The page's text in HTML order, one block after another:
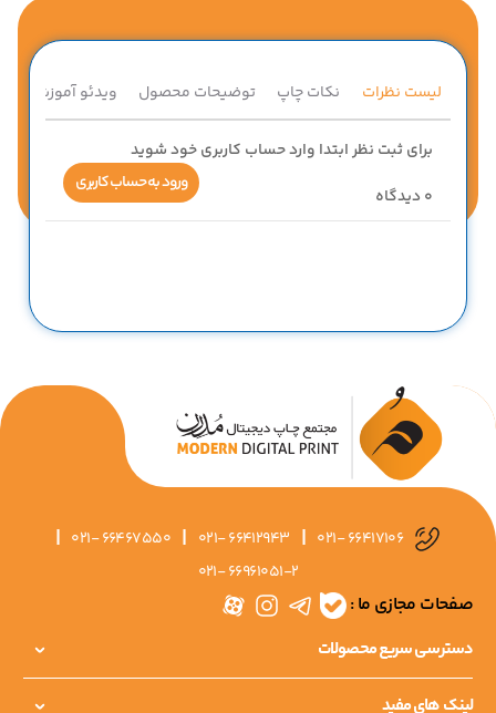
لیست نظرات نکات چاپ توضیحات محصول ویدئو آموزشی
برای ثبت نظر ابتدا وارد حساب کاربری خود شوید
ورود به حساب کاربری
0 دیدگاه
021- 66417106
|
021- 66412943
|
021- 66467550
|
021- 66961051-2
صفحات مجازی ما :
دسترسی سریع محصولات
لینک های مفید